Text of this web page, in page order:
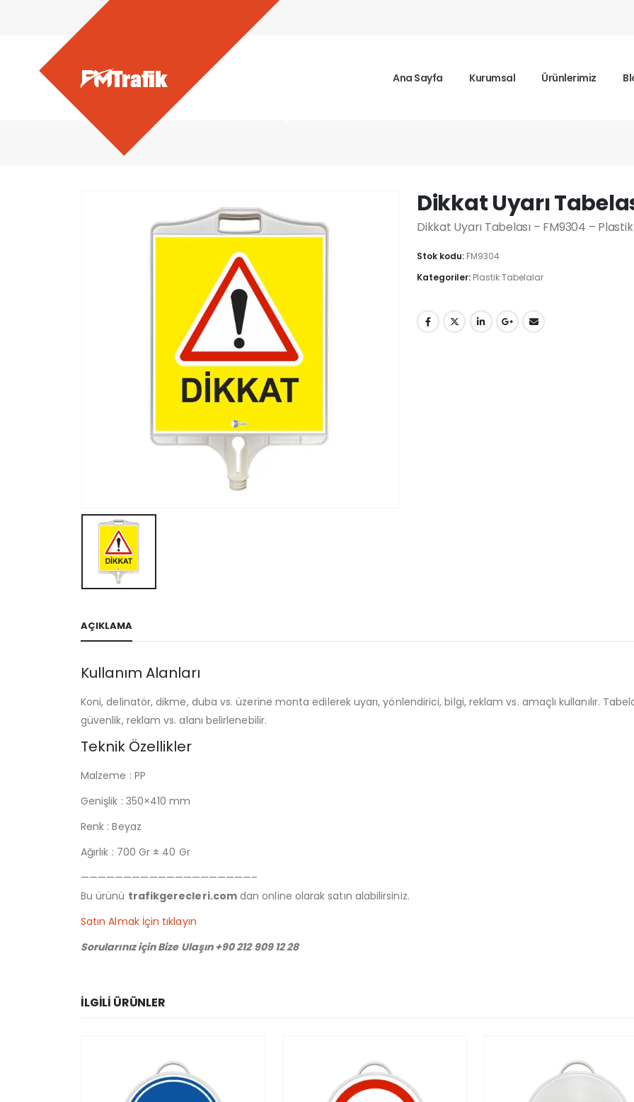
Ana Sayfa Kurumsal Ürünlerimiz
Ürünlerimiz - Dikkat Uyarı Tabelası
Dikkat Uyarı
Dikkat Uyarı Tabelası – FM9304 –
Stok kodu: FM9304
Kategoriler: Plastik Tabelalar
AÇIKLAMA
Kullanım Alanları
Koni, delinatör, dikme, duba vs. üzerine monta edilerek uyarı, yönlendirici, bilgi, reklam vs. amaçlı kullanılır.
güvenlik, reklam vs. alanı belirlenebilir.
Teknik Özellikler
Malzeme : PP
Genişlik : 350×410 mm
Renk : Beyaz
Ağırlık : 700 Gr ± 40 Gr
————————————————————–
Bu ürünü trafikgerecleri.comdan online olarak satın alabilirsiniz.
Satın Almak İçin tıklayın
Sorularınız için Bize Ulaşın +90 212 909 12 28
İLGILI ÜRÜNLER